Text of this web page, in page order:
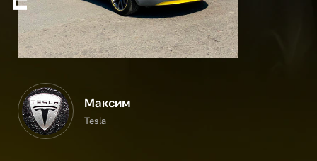
Максим
Tesla